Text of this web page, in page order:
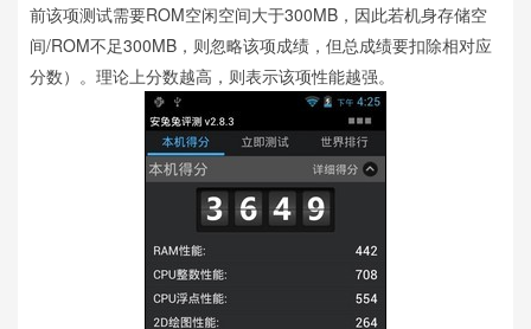
前该项测试需要ROM空闲空间大于300MB，因此若机身存储空
间/ROM不足300MB，则忽略该项成绩，但总成绩要扣除相对应
分数）。理论上分数越高，则表示该项性能越强。